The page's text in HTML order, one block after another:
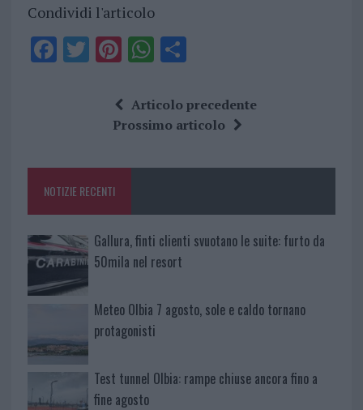
Condividi l'articolo
F
o
k
T Pi
te
re
W
at
s
p
S
a
re
Articolo precedente
Prossimo articolo
NOTIZIE RECENTI
Gallura, finti clienti svuotano le suite: furto da
50mila nel resort
Meteo Olbia 7 agosto, sole e caldo tornano
protagonisti
Test tunnel Olbia: rampe chiuse ancora fino a
fine agosto